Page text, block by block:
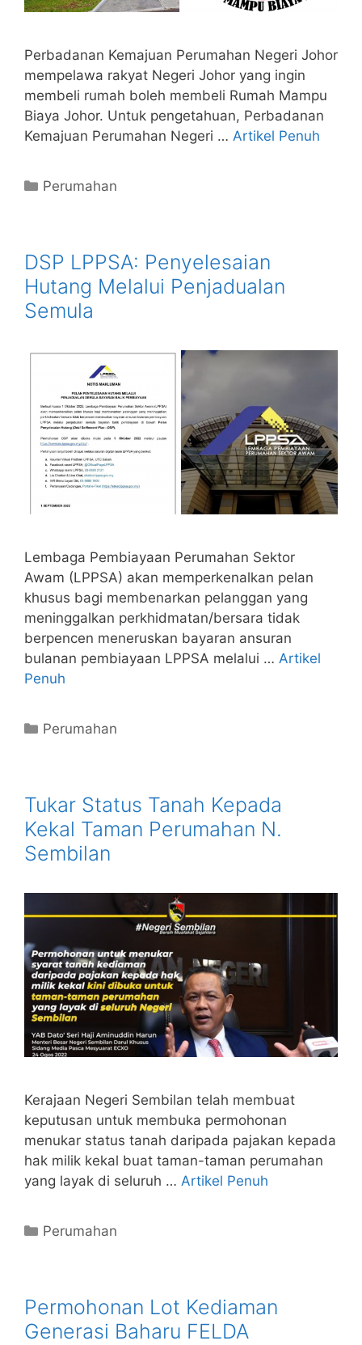
Perbadanan Kemajuan Perumahan Negeri Johor
mempelawa rakyat Negeri Johor yang ingin
membeli rumah boleh membeli Rumah Mampu
Biaya Johor. Untuk pengetahuan, Perbadanan
Kemajuan Perumahan Negeri … Artikel Penuh
Categories
Perumahan
DSP LPPSA: Penyelesaian
Hutang Melalui Penjadualan
Semula
Lembaga Pembiayaan Perumahan Sektor
Awam (LPPSA) akan memperkenalkan pelan
khusus bagi membenarkan pelanggan yang
meninggalkan perkhidmatan/bersara tidak
berpencen meneruskan bayaran ansuran
bulanan pembiayaan LPPSA melalui … Artikel
Penuh
Categories
Perumahan
Tukar Status Tanah Kepada
Kekal Taman Perumahan N.
Sembilan
Kerajaan Negeri Sembilan telah membuat
keputusan untuk membuka permohonan
menukar status tanah daripada pajakan kepada
hak milik kekal buat taman-taman perumahan
yang layak di seluruh … Artikel Penuh
Categories
Perumahan
Permohonan Lot Kediaman
Generasi Baharu FELDA